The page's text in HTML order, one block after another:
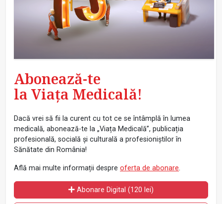
Abonează-te
la Viața Medicală!
Dacă vrei să fii la curent cu tot ce se întâmplă în lumea
medicală, abonează-te la „Viața Medicală”, publicația
profesională, socială și culturală a profesioniștilor în
Sănătate din România!
Află mai multe informații despre oferta de abonare.
Abonare Digital (120 lei)